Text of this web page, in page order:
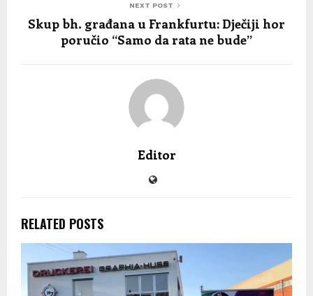
NEXT POST
Skup bh. građana u Frankfurtu: Dječiji hor
poručio “Samo da rata ne bude”
Editor
RELATED POSTS